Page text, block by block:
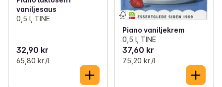
vaniljesaus
0,5 l, TINE
32,90 kr
65,80 kr /l
Piano vaniljekrem
0,5 l, TINE
37,60 kr
75,20 kr /l